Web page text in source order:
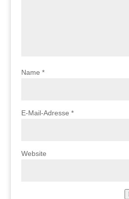
Name *
E-Mail-Adresse *
Website